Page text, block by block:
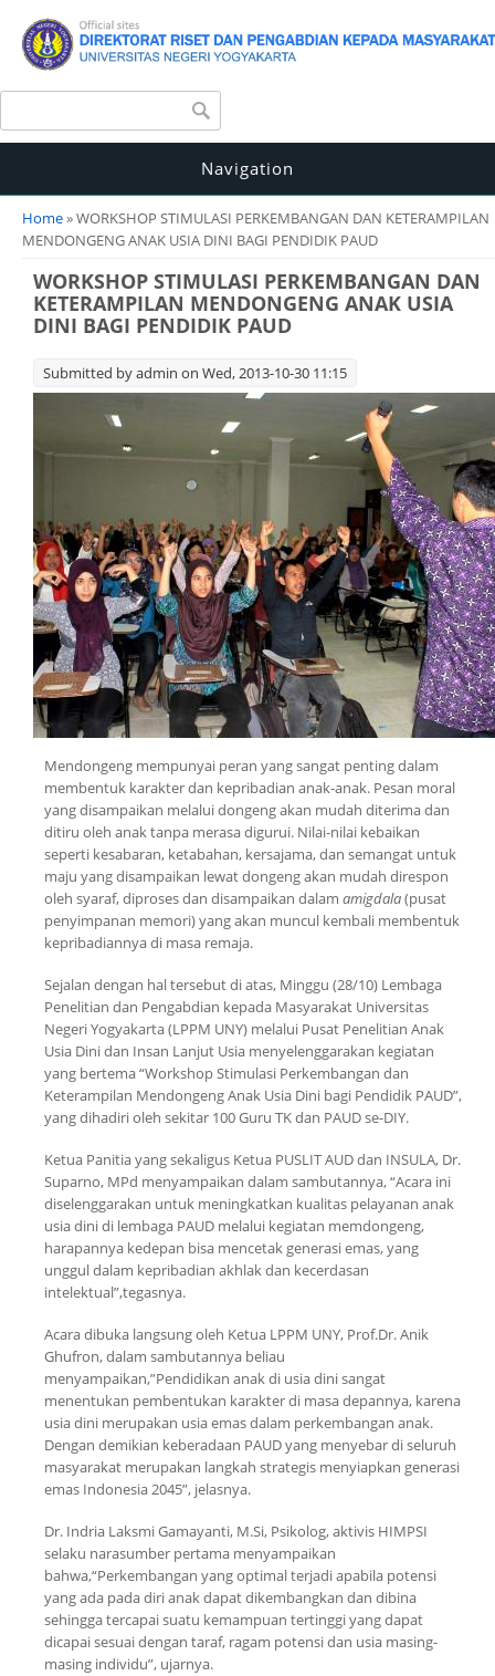
Search form
Navigation
You are here
Home» WORKSHOP STIMULASI PERKEMBANGAN DAN KETERAMPILAN
MENDONGENG ANAK USIA DINI BAGI PENDIDIK PAUD
WORKSHOP STIMULASI PERKEMBANGAN DAN
KETERAMPILAN MENDONGENG ANAK USIA
DINI BAGI PENDIDIK PAUD
Submitted byadmin on Wed, 2013-10-30 11:15
Mendongeng mempunyai peran yang sangat penting dalam
membentuk karakter dan kepribadian anak-anak. Pesan moral
yang disampaikan melalui dongeng akan mudah diterima dan
ditiru oleh anak tanpa merasa digurui. Nilai-nilai kebaikan
seperti kesabaran, ketabahan, kersajama, dan semangat untuk
maju yang disampaikan lewat dongeng akan mudah direspon
oleh syaraf, diproses dan disampaikan dalam amigdala(pusat
penyimpanan memori) yang akan muncul kembali membentuk
kepribadiannya di masa remaja.
Sejalan dengan hal tersebut di atas, Minggu (28/10) Lembaga
Penelitian dan Pengabdian kepada Masyarakat Universitas
Negeri Yogyakarta (LPPM UNY) melalui Pusat Penelitian Anak
Usia Dini dan Insan Lanjut Usia menyelenggarakan kegiatan
yang bertema “Workshop Stimulasi Perkembangan dan
Keterampilan Mendongeng Anak Usia Dini bagi Pendidik PAUD”,
yang dihadiri oleh sekitar 100 Guru TK dan PAUD se-DIY.
Ketua Panitia yang sekaligus Ketua PUSLIT AUD dan INSULA, Dr.
Suparno, MPd menyampaikan dalam sambutannya, “Acara ini
diselenggarakan untuk meningkatkan kualitas pelayanan anak
usia dini di lembaga PAUD melalui kegiatan memdongeng,
harapannya kedepan bisa mencetak generasi emas, yang
unggul dalam kepribadian akhlak dan kecerdasan
intelektual”,tegasnya.
Acara dibuka langsung oleh Ketua LPPM UNY, Prof.Dr. Anik
Ghufron, dalam sambutannya beliau
menyampaikan,”Pendidikan anak di usia dini sangat
menentukan pembentukan karakter di masa depannya, karena
usia dini merupakan usia emas dalam perkembangan anak.
Dengan demikian keberadaan PAUD yang menyebar di seluruh
masyarakat merupakan langkah strategis menyiapkan generasi
emas Indonesia 2045”, jelasnya.
Dr. Indria Laksmi Gamayanti, M.Si, Psikolog, aktivis HIMPSI
selaku narasumber pertama menyampaikan
bahwa,“Perkembangan yang optimal terjadi apabila potensi
yang ada pada diri anak dapat dikembangkan dan dibina
sehingga tercapai suatu kemampuan tertinggi yang dapat
dicapai sesuai dengan taraf, ragam potensi dan usia masing-
masing individu”, ujarnya.